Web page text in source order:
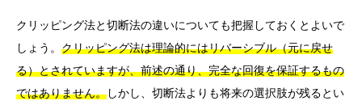
クリッピング法と切断法の違いについても把握しておくとよいで
しょう。 クリッピング法は理論的にはリバーシブル（元に戻せ
る）とされていますが、前述の通り、完全な回復を保証するもの
ではありません。しかし、切断法よりも将来の選択肢が残るとい